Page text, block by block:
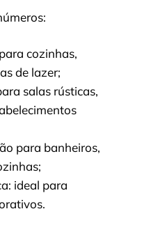
cozinhas,
de lazer;
salas rústicas,
para banheiros,
ideal para